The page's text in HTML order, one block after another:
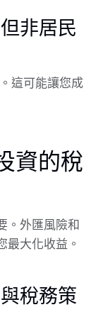
非居民
這可能讓您成
資的稅
。外匯風險和
最大化收益。
稅務策